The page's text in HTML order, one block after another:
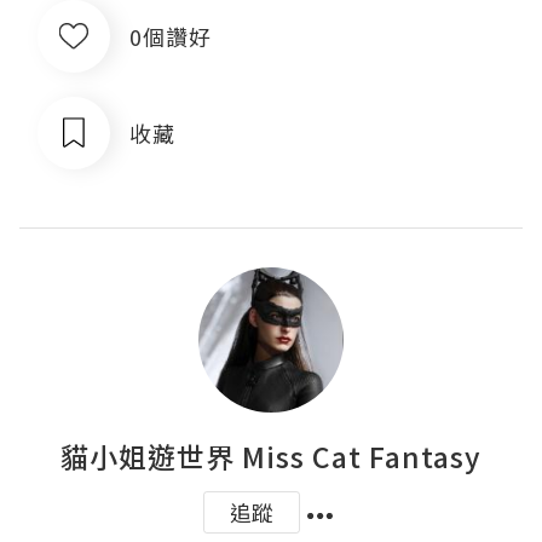
0個讚好
收藏
貓小姐遊世界 Miss Cat Fantasy
追蹤